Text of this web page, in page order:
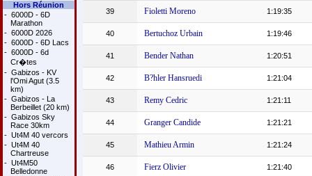
Hors Réunion
- 6000D - 6D
Marathon
- 6000D 2026
- 6000D - 6D Lacs
- 6000D - 6d
Cr�tes
- Gabizos - KV
l'Omi Agut (3.5
km)
- Gabizos - La
Berbeillet (20 km)
- Gabizos Sky
Race 30km
- Ut4M 40 vercors
- Ut4M 40
Chartreuse
- Ut4M50
Belledonne
39 Fioletti Moreno 1:19:35
40 Bertuchoz Urbain 1:19:46
41 Bender Nathan 1:20:51
42 B?hler Hansruedi 1:21:04
43 Remy Cedric 1:21:11
44 Granger Candide 1:21:21
45 Mathieu Armin 1:21:24
46 Fierz Olivier 1:21:40